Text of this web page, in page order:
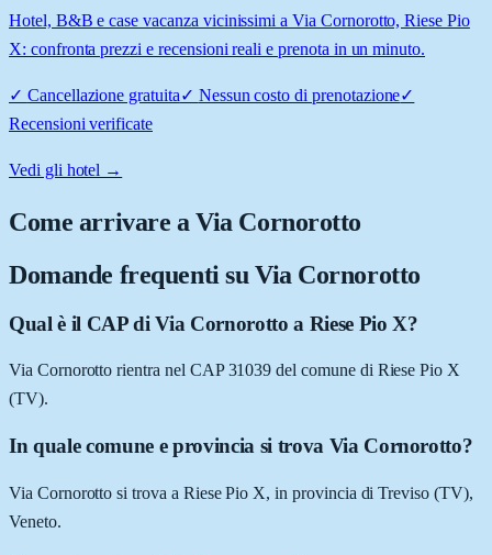
Hotel, B&B e case vacanza vicinissimi a Via Cornorotto, Riese Pio
X: confronta prezzi e recensioni reali e prenota in un minuto.
✓ Cancellazione gratuita✓ Nessun costo di prenotazione✓
Recensioni verificate
Vedi gli hotel →
Come arrivare aVia Cornorotto
Domande frequenti su Via Cornorotto
Qual è il CAP di Via Cornorotto a Riese Pio X?
Via Cornorotto rientra nel CAP 31039 del comune di Riese Pio X
(TV).
In quale comune e provincia si trova Via Cornorotto?
Via Cornorotto si trova a Riese Pio X, in provincia di Treviso (TV),
Veneto.